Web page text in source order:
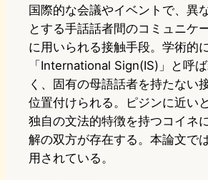
国際的な会議やイベントで、異
とする手話話者間のコミュニケ
に用いられる接触手段。学術的
「International Sign(IS)」と呼
く、固有の母語話者を持たない
位置付けられる。ピジンに近い
独自の文法的特徴を持つコイネ
解の双方が存在する。本論文で
用されている。